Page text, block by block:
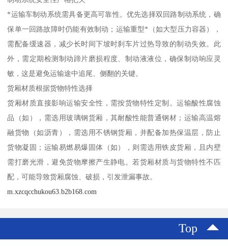
*运输车制动系统需具备更高可靠性。优先选择双回路制动系统，确
保单一回路故障时仍能有效制动；运输重型*（如大型压力容器），
需配备缓速器，减少长时间下坡时刹车片过热导致的制动失效。此
外，需定期检测制动蹄片磨损程度、制动液液位，确保制动响应灵
敏，这是避免运输途中追尾、侧翻的关键。​
货厢材质根据货物特性选择​
货厢材质直接影响运输安全性，需按货物特性定制。运输酸性腐蚀
品（如），需选用玻璃钢货厢，其耐酸性能普通钢材；运输高温熔
融货物（如沥青），需选用不锈钢货厢，并配备加热保温层，防止
货物凝固；运输易燃易爆固体（如），则需选用铁皮货厢，且内壁
需打磨光滑，避免货物摩擦产生静电。若货厢材质与货物特性不匹
配，可能导致货厢腐蚀、破损，引发泄漏事故。​
m.xzcqcchukou63.b2b168.com
Top